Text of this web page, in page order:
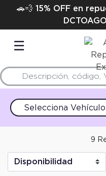
🚗💨 15% OFF en
☰
Selecciona Vehículo
9